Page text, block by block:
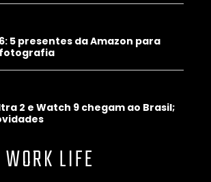
5 presentes da Amazon para
fotografia
2 e Watch 9 chegam ao Brasil;
WORK LIFE